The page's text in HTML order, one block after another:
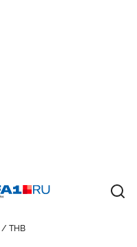
ТНВ